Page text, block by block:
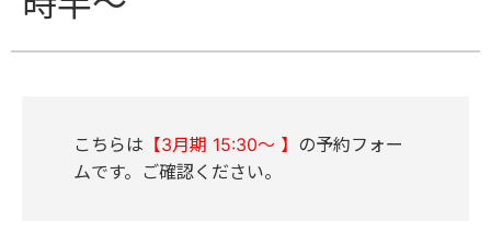
こちらは 【3月期 15:30～ 】 の予約フォー
ムです。ご確認ください。